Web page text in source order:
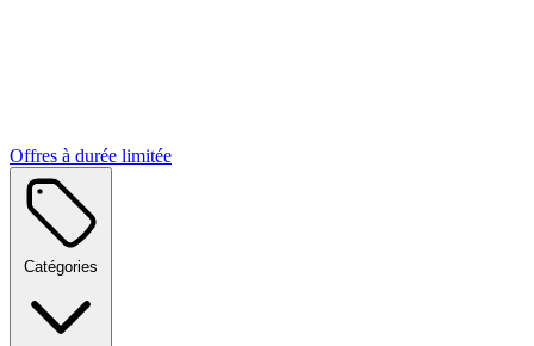
Offres à durée limitée
Catégories